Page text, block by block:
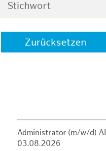
Zurücksetzen
Administrator (m/w/d) AI
03.08.2026